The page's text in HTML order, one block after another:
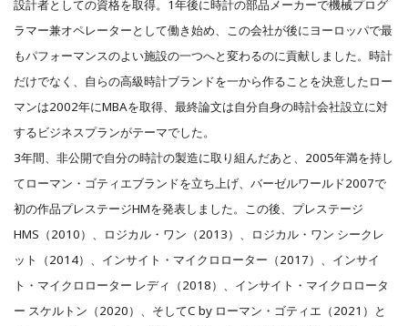
設計者としての資格を取得。1年後に時計の部品メーカーで機械プログ
ラマー兼オペレーターとして働き始め、この会社が後にヨーロッパで最
もパフォーマンスのよい施設の一つへと変わるのに貢献しました。 時計
だけでなく、自らの高級時計ブランドを一から作ることを決意したロー
マンは2002年にMBAを取得、最終論文は自分自身の時計会社設立に対
するビジネスプランがテーマでした。
3年間、非公開で自分の時計の製造に取り組んだあと、2005年満を持し
てローマン・ゴティエブランドを立ち上げ、バーゼルワールド2007で
初の作品プレステージHMを発表しました。この後、プレステージ
HMS（2010）、ロジカル・ワン（2013）、ロジカル・ワン シークレ
ット（2014）、インサイト・マイクロローター（2017）、インサイ
ト・マイクロローター レディ（2018）、インサイト・マイクロロータ
ー スケルトン（2020）、そしてC by ローマン・ゴティエ（2021）と